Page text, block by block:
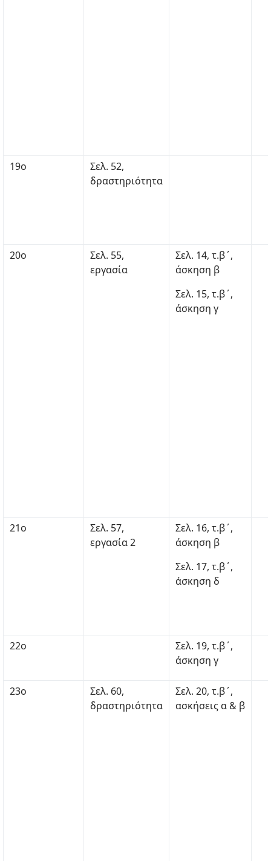
19ο
Σελ. 52,
δραστηριότητα
20ο
Σελ. 55,
εργασία
Σελ. 14, τ.β΄,
άσκηση β
Σελ. 15, τ.β΄,
άσκηση γ
21ο
Σελ. 57,
εργασία 2
Σελ. 16, τ.β΄,
άσκηση β
Σελ. 17, τ.β΄,
άσκηση δ
22ο
Σελ. 19, τ.β΄,
άσκηση γ
23ο
Σελ. 60,
δραστηριότητα
Σελ. 20, τ.β΄,
ασκήσεις α & β